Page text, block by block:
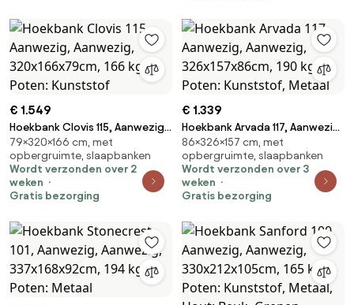
€ 1.549
Hoekbank Clovis 115, Aanwezig,
Aanwezig, 320x166x79cm, 166
kg, Poten: Kunststof
79×320×166 cm, met
opbergruimte, slaapbanken
Wordt verzonden over 2
weken
Gratis bezorging
€ 1.339
Hoekbank Arvada 117, Aanwezig,
Aanwezig, 326x157x86cm, 190
kg, Poten: Kunststof, Metaal
86×326×157 cm, met
opbergruimte, slaapbanken
Wordt verzonden over 3
weken
Gratis bezorging